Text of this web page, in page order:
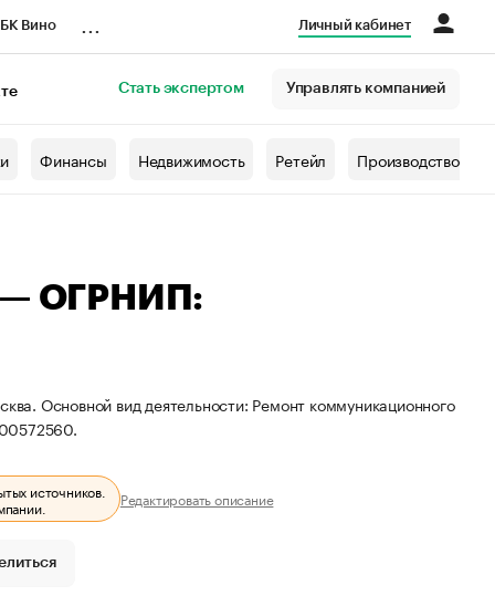
Вино Личный кабинет
Стать экспертом Управлять компанией
Финансы Недвижимость Ретейл Производство
— ОГРНИП:
Основной вид деятельности: Ремонт коммуникационного
источников.
Редактировать описание